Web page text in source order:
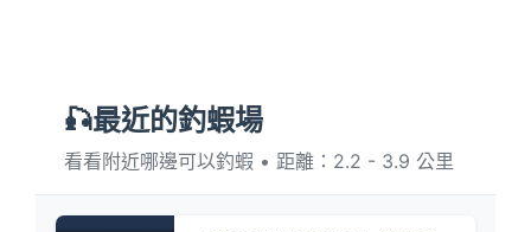
🎣最近的釣蝦場
看看附近哪邊可以釣蝦 • 距離：2.2 - 3.9 公里